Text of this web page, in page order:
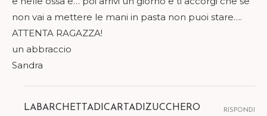
non vai a mettere le mani in pasta non puoi stare….
ATTENTA RAGAZZA!
un abbraccio
Sandra
LABARCHETTADICARTADIZUCCHERO RISPONDI